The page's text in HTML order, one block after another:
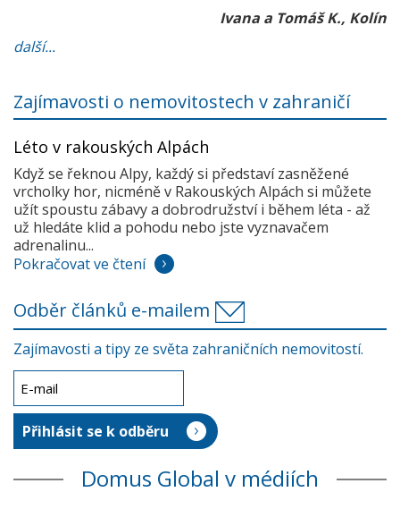
Ivana a Tomáš K., Kolín
další...
Zajímavosti o nemovitostech v zahraničí
Léto v rakouských Alpách
Když se řeknou Alpy, každý si představí zasněžené
vrcholky hor, nicméně v Rakouských Alpách si můžete
užít spoustu zábavy a dobrodružství i během léta - až
už hledáte klid a pohodu nebo jste vyznavačem
adrenalinu...
Pokračovat ve čtení
Odběr článků e-mailem
Zajímavosti a tipy ze světa zahraničních nemovitostí.
Domus Global v médiích